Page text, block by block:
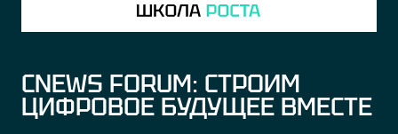
CNEWS FORUM: СТРОИМ
ЦИФРОВОЕ БУДУЩЕЕ ВМЕСТЕ